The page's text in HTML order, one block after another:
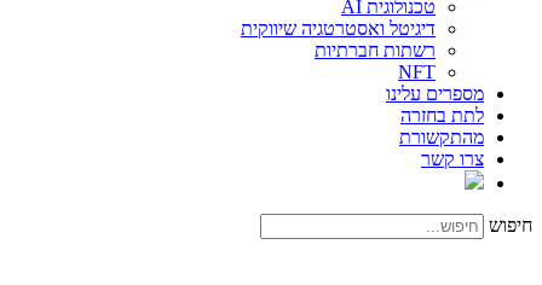
טכנולוגית AI
דיגיטל ואסטרטגיה שיווקית
רשתות חברתיות
NFT
מספרים עלינו
לתת בחזרה
מהתקשורת
צרו קשר
חיפוש